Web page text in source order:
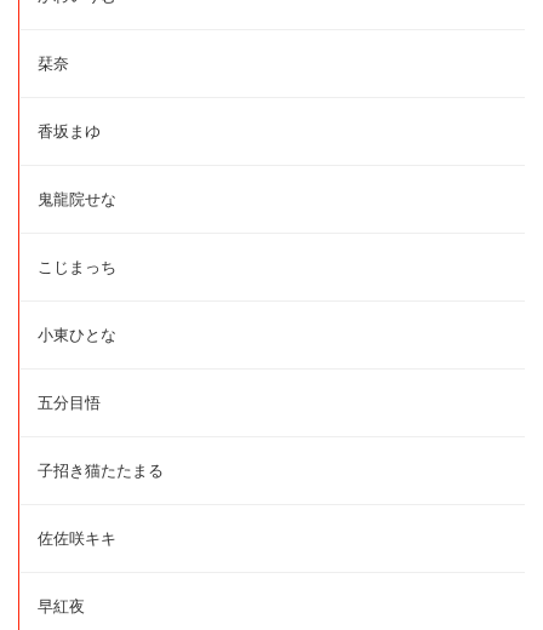
栞奈
香坂まゆ
鬼龍院せな
こじまっち
小東ひとな
五分目悟
子招き猫たたまる
佐佐咲キキ
早紅夜